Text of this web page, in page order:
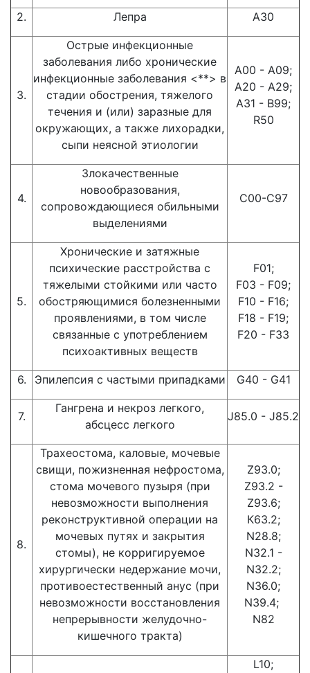
2. Лепра АЗ0
3.
Острые инфекционные
заболевания либо хронические
инфекционные заболевания <**> в
стадии обострения, тяжелого
течения и (или) заразные для
окружающих, а также лихорадки,
сыпи неясной этиологии
А00 - А09;
А20 - А29;
А31 - В99;
R50
4.
Злокачественные
новообразования,
сопровождающиеся обильными
выделениями
С00-С97
5.
Хронические и затяжные
психические расстройства с
тяжелыми стойкими или часто
обостряющимися болезненными
проявлениями, в том числе
связанные с употреблением
психоактивных веществ
F01;
F03 - F09;
F10 - F16;
F18 - F19;
F20 - F33
6. Эпилепсия с частыми припадками G40 - G41
7.
Гангрена и некроз легкого,
абсцесс легкого
J85.0 - J85.2
8.
Трахеостома, каловые, мочевые
свищи, пожизненная нефростома,
стома мочевого пузыря (при
невозможности выполнения
реконструктивной операции на
мочевых путях и закрытия
стомы), не корригируемое
хирургически недержание мочи,
противоестественный анус (при
невозможности восстановления
непрерывности желудочно-
кишечного тракта)
Z93.0;
Z93.2 -
Z93.6;
К63.2;
N28.8;
N32.1 -
N32.2;
N36.0;
N39.4;
N82
L10;